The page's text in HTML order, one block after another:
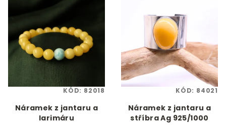
Náramek z jantaru a
larimáru
KÓD: 82018
Náramek z jantaru a
stříbra Ag 925/1000
KÓD: 84021